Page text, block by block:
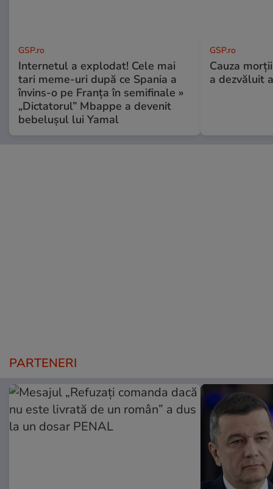
GSP.ro
Internetul a explodat! Cele mai
tari meme-uri după ce Spania a
învins-o pe Franța în semifinale »
„Dictatorul” Mbappe a devenit
bebelușul lui Yamal
GSP.ro
Cauza
a dezvăluit
PARTENERI